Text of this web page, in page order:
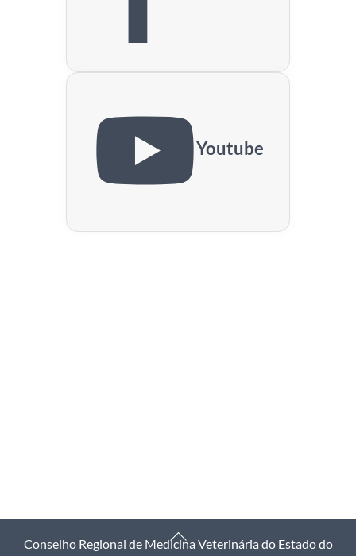
Youtube
Back
Conselho Regional de Medicina Veterinária do Estado do